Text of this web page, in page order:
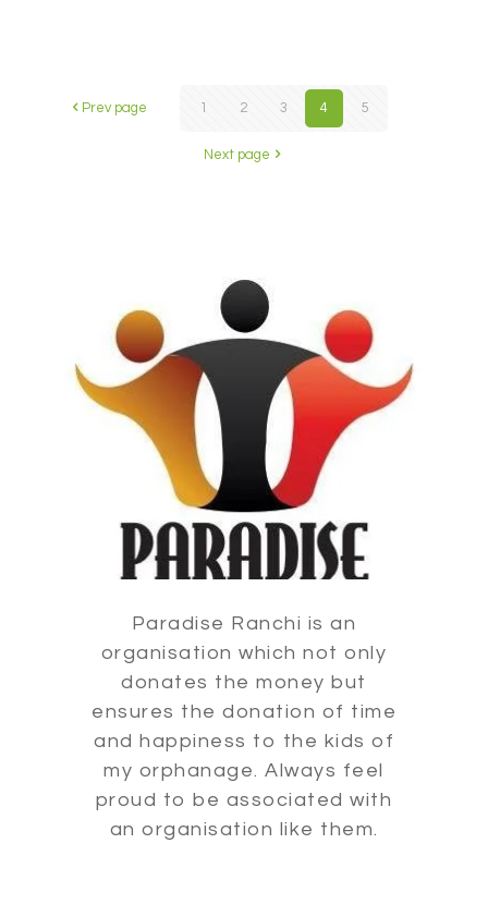
Prev page 1 2 3 4 5
Next page
Paradise Ranchi is an
organisation which not only
donates the money but
ensures the donation of time
and happiness to the kids of
my orphanage. Always feel
proud to be associated with
an organisation like them.